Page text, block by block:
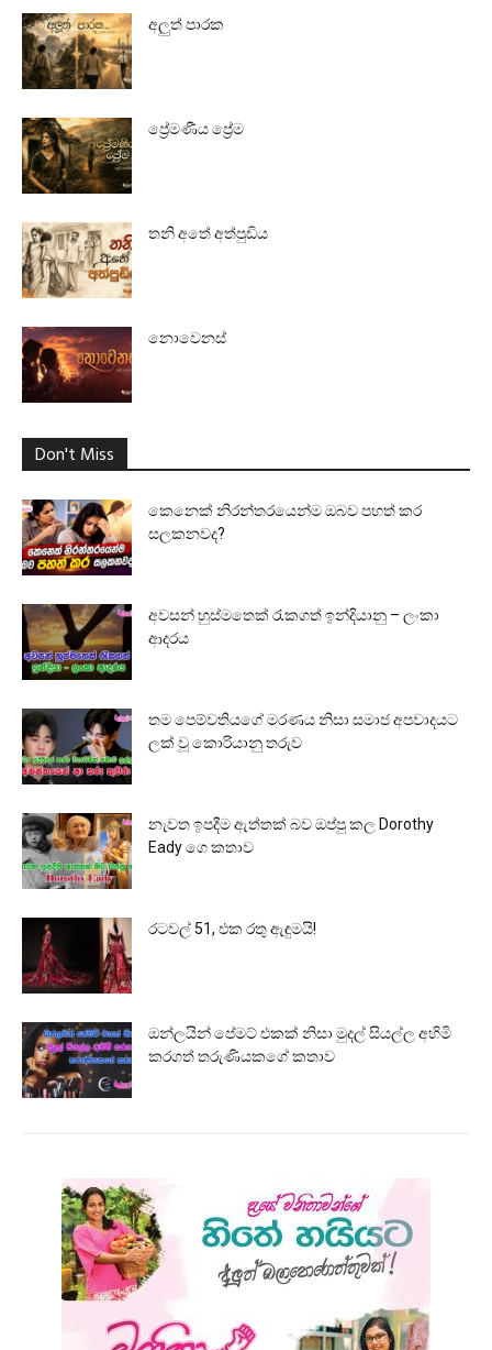
අලුත් පාරක
ප්‍රේමණීය ප්‍රේම
තනි අතේ අත්පුඩිය
නොවෙනස්
Don't Miss
කෙනෙක් නිරන්තරයෙන්ම ඔබව පහත් කර
සලකනවද?
අවසන් හුස්මතෙක් රැකගත් ඉන්දියානු – ලංකා
ආදරය
තම පෙම්වතියගේ මරණය නිසා සමාජ අපවාදයට
ලක් වූ කොරියානු තරුව
නැවත ඉපදීම ඇත්තක් බව ඔප්පු කල Dorothy
Eady ගෙ කතාව
රටවල් 51, එක රතු ඇඳුමයි!
ඔන්ලයින් පේමට් එකක් නිසා මුදල් සියල්ල අහිමි
කරගත් තරුණියකගේ කතාව